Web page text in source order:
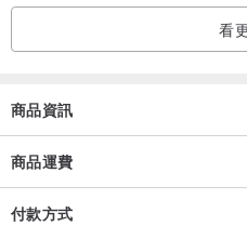
看
商品資訊
商品運費
付款方式